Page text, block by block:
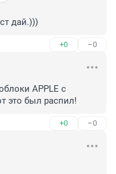
дай.)))
+0 –0
APPLE с
это был распил!
+0 –0